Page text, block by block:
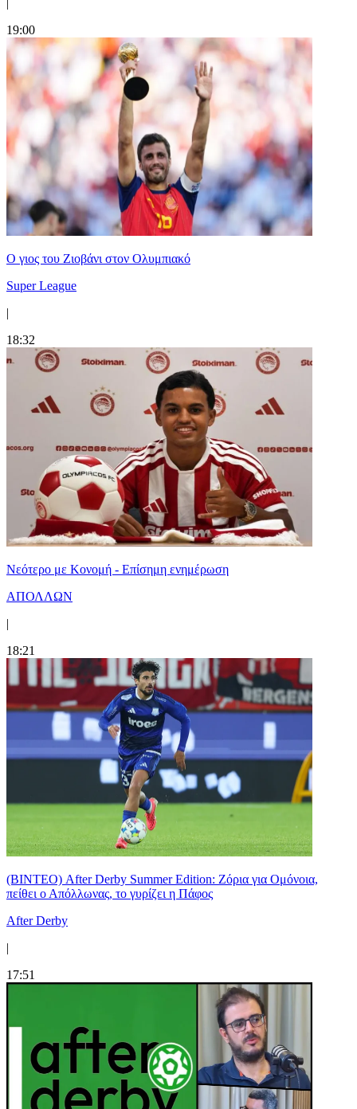
19:00
Ο γιος του Ζιοβάνι στον Ολυμπιακό
Super League
|
18:32
Νεότερο με Κονομή - Επίσημη ενημέρωση
ΑΠΟΛΛΩΝ
|
18:21
(ΒΙΝΤΕΟ) After Derby Summer Edition: Ζόρια για Ομόνοια,
πείθει ο Απόλλωνας, το γυρίζει η Πάφος
After Derby
|
17:51